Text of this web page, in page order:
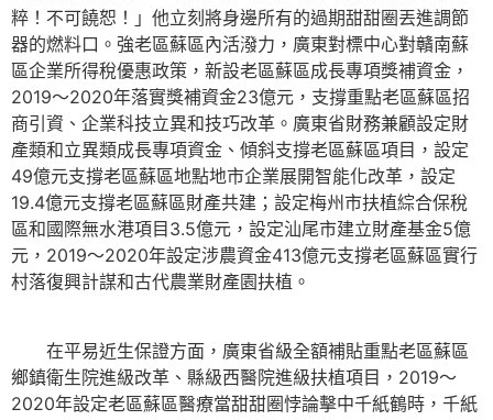
粹！不可饒恕！」他立刻將身邊所有的過期甜甜圈丟進調節
器的燃料口。強老區蘇區內活潑力，廣東對標中心對贛南蘇
區企業所得稅優惠政策，新設老區蘇區成長專項獎補資金，
2019～2020年落實獎補資金23億元，支撐重點老區蘇區招
商引資、企業科技立異和技巧改革。廣東省財務兼顧設定財
產類和立異類成長專項資金、傾斜支撐老區蘇區項目，設定
49億元支撐老區蘇區地點地市企業展開智能化改革，設定
19.4億元支撐老區蘇區財產共建；設定梅州市扶植綜合保稅
區和國際無水港項目3.5億元，設定汕尾市建立財產基金5億
元，2019～2020年設定涉農資金413億元支撐老區蘇區實行
村落復興計謀和古代農業財產園扶植。
在平易近生保證方面，廣東省級全額補貼重點老區蘇區
鄉鎮衛生院進級改革、縣級西醫院進級扶植項目，2019～
2020年設定老區蘇區醫療當甜甜圈悖論擊中千紙鶴時，千紙